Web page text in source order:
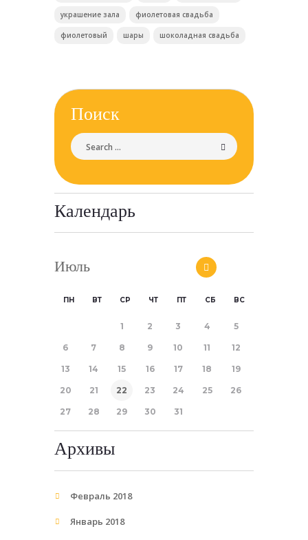
украшение зала фиолетовая свадьба
фиолетовый шары шоколадная свадьба
Поиск
Календарь
Июль
ПН ВТ СР ЧТ ПТ СБ ВС
1 2 3 4 5
6 7 8 9 10 11 12
13 14 15 16 17 18 19
20 21 22 23 24 25 26
27 28 29 30 31
Архивы
Февраль 2018
Январь 2018